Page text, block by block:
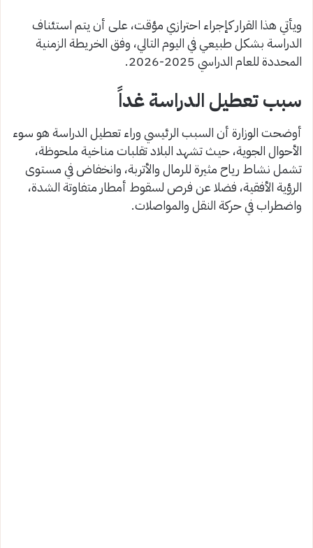
ويأتي هذا القرار كإجراء احترازي مؤقت، على أن يتم استئناف
الدراسة بشكل طبيعي في اليوم التالي، وفق الخريطة الزمنية
المحددة للعام الدراسي 2025-2026.
سبب تعطيل الدراسة غداً
أوضحت الوزارة أن السبب الرئيسي وراء تعطيل الدراسة هو سوء
الأحوال الجوية، حيث تشهد البلاد تقلبات مناخية ملحوظة،
تشمل نشاط رياح مثيرة للرمال والأتربة، وانخفاض في مستوى
الرؤية الأفقية، فضلا عن فرص لسقوط أمطار متفاوتة الشدة،
واضطراب في حركة النقل والمواصلات.